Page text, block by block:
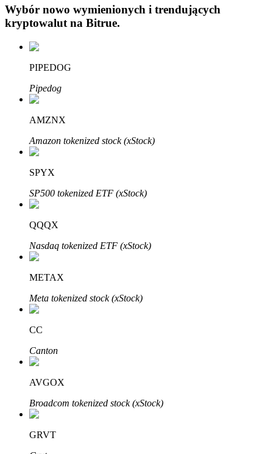
Automatyczna inwestycja
Dowiedz się, jak uzyskać dochód pasywny
Bitrue
Bitruści Partnerzy
Wybór nowo wymienionych i trendujących
kryptowalut na Bitrue.
PIPEDOG
Pipedog
AMZNX
Amazon tokenized stock (xStock)
SPYX
SP500 tokenized ETF (xStock)
QQQX
Nasdaq tokenized ETF (xStock)
METAX
Meta tokenized stock (xStock)
CC
Canton
AVGOX
Broadcom tokenized stock (xStock)
GRVT